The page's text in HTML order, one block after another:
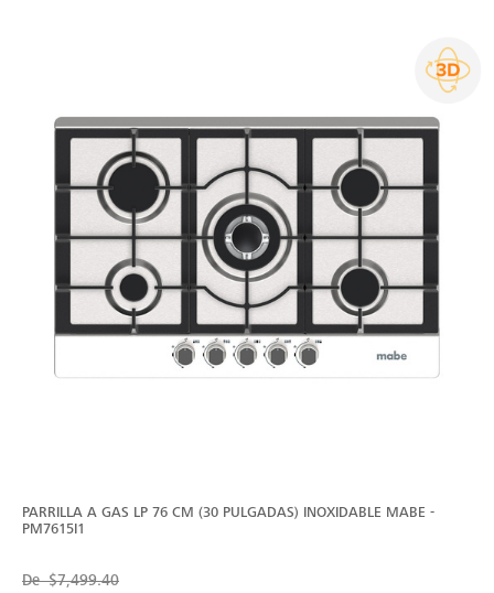
PARRILLA A GAS LP 76 CM (30 PULGADAS) INOXIDABLE MABE -
PM7615I1
De$7,499.40